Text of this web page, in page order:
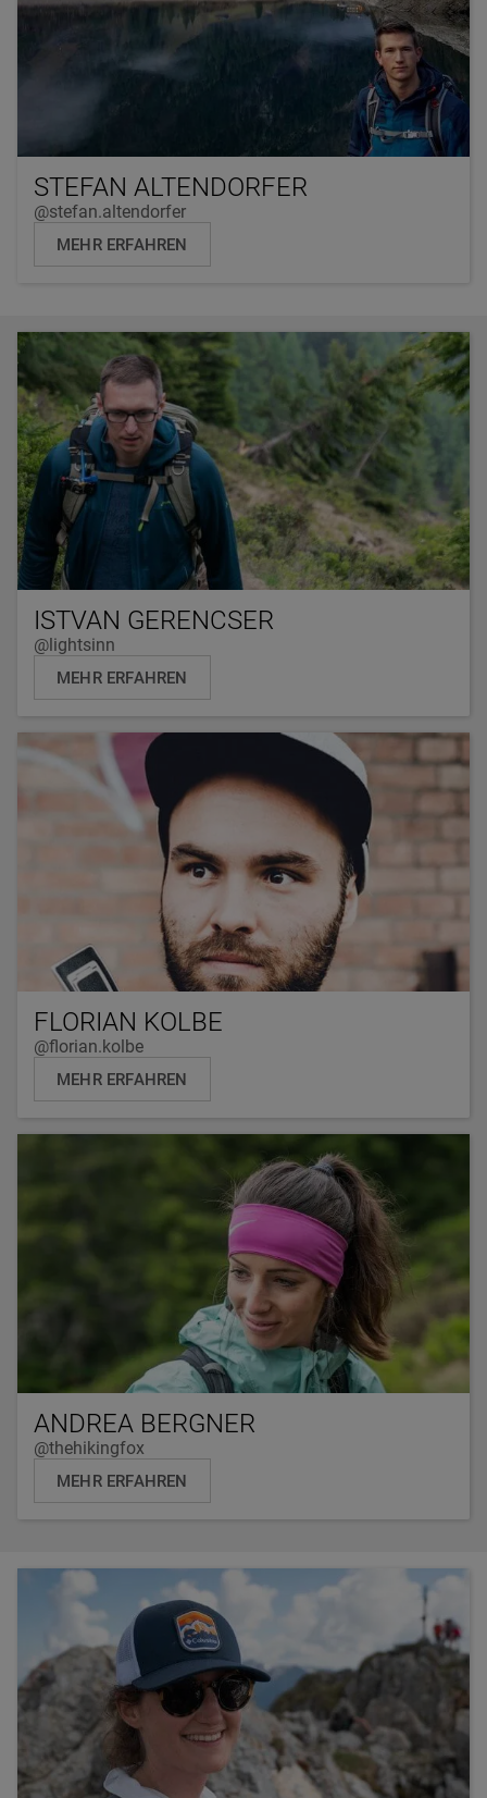
STEFAN ALTENDORFER
@stefan.altendorfer
MEHR ERFAHREN
ISTVAN GERENCSER
@lightsinn
MEHR ERFAHREN
FLORIAN KOLBE
@florian.kolbe
MEHR ERFAHREN
ANDREA BERGNER
@thehikingfox
MEHR ERFAHREN